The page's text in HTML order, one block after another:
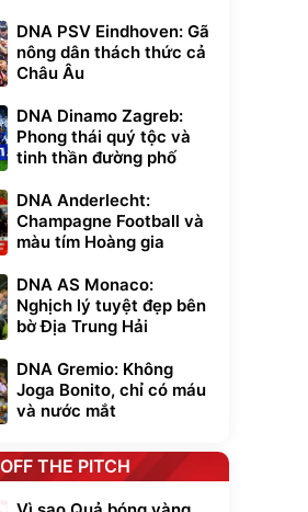
DNA PSV Eindhoven: Gã
nông dân thách thức cả
Châu Âu
DNA Dinamo Zagreb:
Phong thái quý tộc và
tinh thần đường phố
DNA Anderlecht:
Champagne Football và
màu tím Hoàng gia
DNA AS Monaco:
Nghịch lý tuyệt đẹp bên
bờ Địa Trung Hải
DNA Gremio: Không
Joga Bonito, chỉ có máu
và nước mắt
OFF THE PITCH